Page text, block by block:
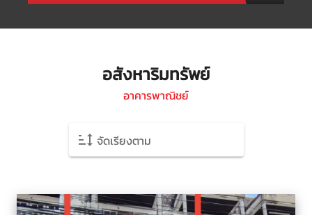
อสังหาริมทรัพย์
อาคารพาณิชย์
จัดเรียงตาม